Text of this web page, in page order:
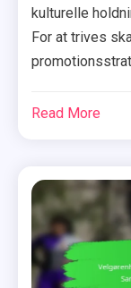
kulturelle
For at trives
Read More